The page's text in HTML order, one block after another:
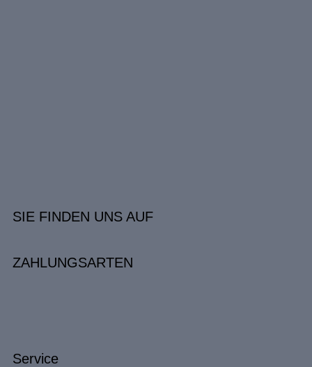
SIE FINDEN UNS AUF
ZAHLUNGSARTEN
Service